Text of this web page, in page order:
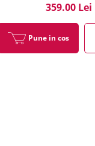
359.00 Lei
Pune in cos